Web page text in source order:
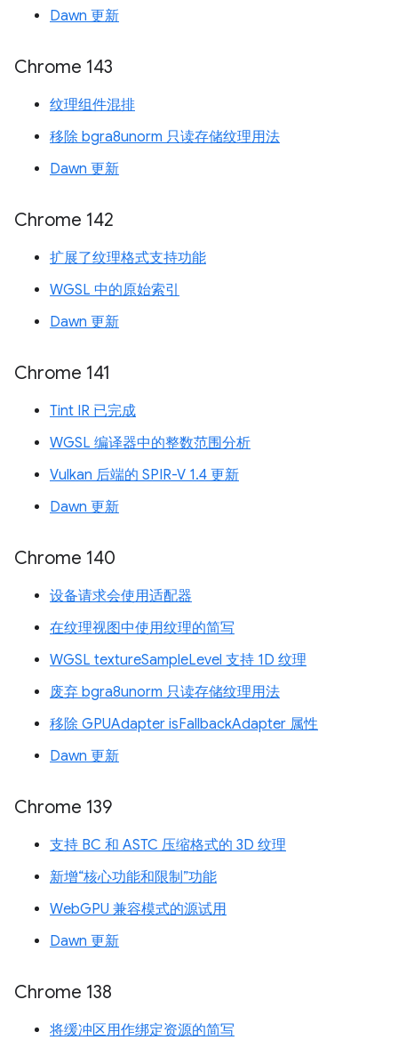
Dawn 更新
Chrome 143
纹理组件混排
移除 bgra8unorm 只读存储纹理用法
Dawn 更新
Chrome 142
扩展了纹理格式支持功能
WGSL 中的原始索引
Dawn 更新
Chrome 141
Tint IR 已完成
WGSL 编译器中的整数范围分析
Vulkan 后端的 SPIR-V 1.4 更新
Dawn 更新
Chrome 140
设备请求会使用适配器
在纹理视图中使用纹理的简写
WGSL textureSampleLevel 支持 1D 纹理
废弃 bgra8unorm 只读存储纹理用法
移除 GPUAdapter isFallbackAdapter 属性
Dawn 更新
Chrome 139
支持 BC 和 ASTC 压缩格式的 3D 纹理
新增“核心功能和限制”功能
WebGPU 兼容模式的源试用
Dawn 更新
Chrome 138
将缓冲区用作绑定资源的简写